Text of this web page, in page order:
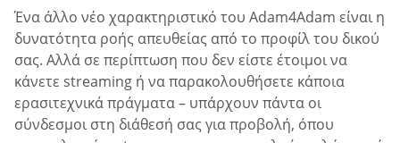
Ένα άλλο νέο χαρακτηριστικό του Adam4Adam είναι η
δυνατότητα ροής απευθείας από το προφίλ του δικού
σας. Αλλά σε περίπτωση που δεν είστε έτοιμοι να
κάνετε streaming ή να παρακολουθήσετε κάποια
ερασιτεχνικά πράγματα – υπάρχουν πάντα οι
σύνδεσμοι στη διάθεσή σας για προβολή, όπου